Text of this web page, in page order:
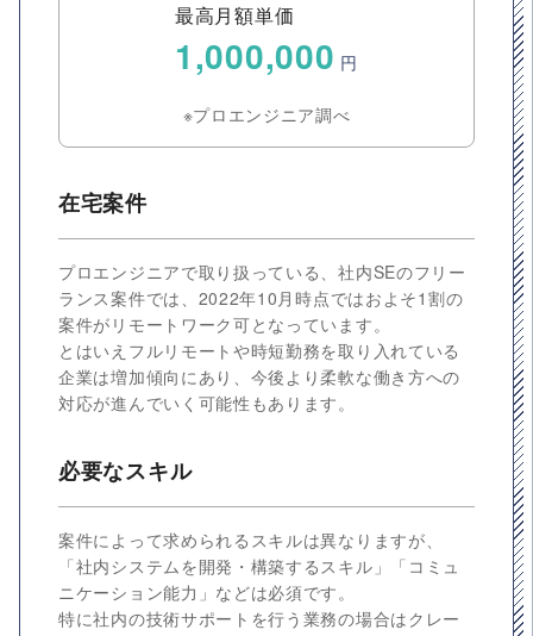
最高月額単価
1,000,000 円
※プロエンジニア調べ
在宅案件
プロエンジニアで取り扱っている、社内SEのフリー
ランス案件では、2022年10月時点ではおよそ1割の
案件がリモートワーク可となっています。
とはいえフルリモートや時短勤務を取り入れている
企業は増加傾向にあり、今後より柔軟な働き方への
対応が進んでいく可能性もあります。
必要なスキル
案件によって求められるスキルは異なりますが、
「社内システムを開発・構築するスキル」「コミュ
ニケーション能力」などは必須です。
特に社内の技術サポートを行う業務の場合はクレー